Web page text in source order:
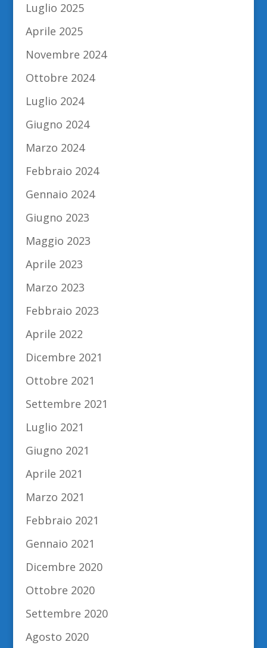
Luglio 2025
Aprile 2025
Novembre 2024
Ottobre 2024
Luglio 2024
Giugno 2024
Marzo 2024
Febbraio 2024
Gennaio 2024
Giugno 2023
Maggio 2023
Aprile 2023
Marzo 2023
Febbraio 2023
Aprile 2022
Dicembre 2021
Ottobre 2021
Settembre 2021
Luglio 2021
Giugno 2021
Aprile 2021
Marzo 2021
Febbraio 2021
Gennaio 2021
Dicembre 2020
Ottobre 2020
Settembre 2020
Agosto 2020